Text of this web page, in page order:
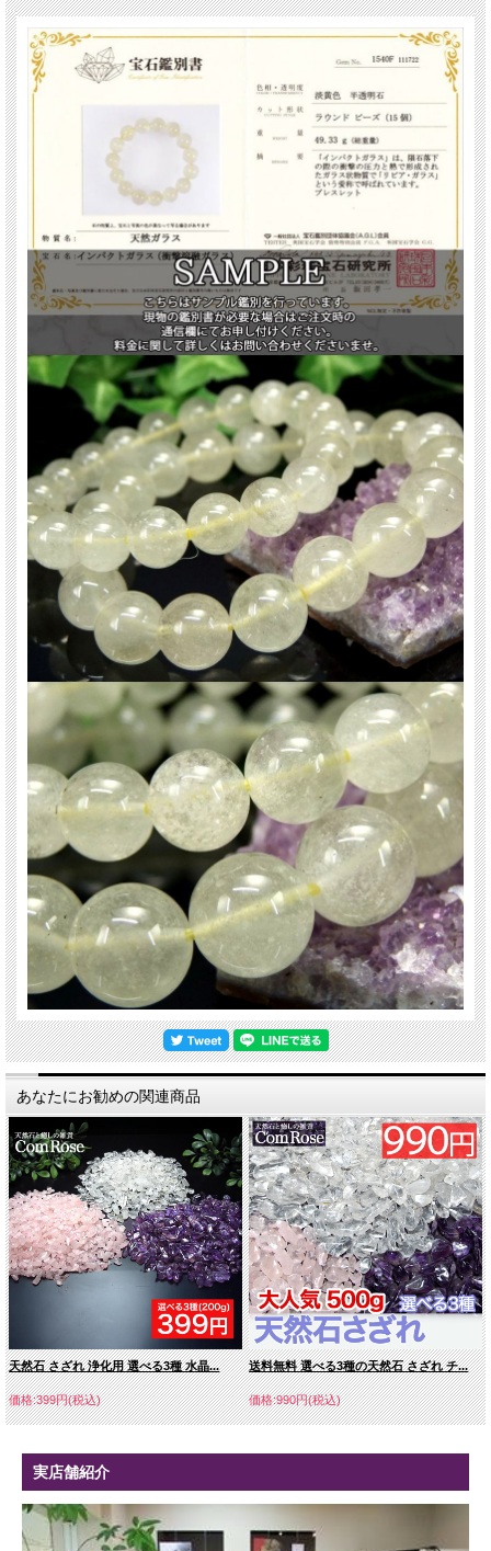
リビアングラスは、リビア砂漠（サハラ砂漠東部）でのみ採取される非常に希少
な天然ガラスです。
隕石衝突時の超高温・高圧によって生成されたと考えられており、その神秘的な
起源はいまなお多くの謎に包まれています。
ツタンカーメン王の胸飾りに使用されたスカラベが、リビアングラス製であった
ことが判明し、世界的に注目を集めました。
古代エジプトでは「特別な力を持つ石」として、王族や神官に大切に扱われてい
たと伝えられています。
【意味合い・云われ・伝承等】
リビアングラスは、輪廻転生やカルマと深い関わりを持つ石とされています。
もし前世の行いが現世に影響を与えている場合、リビアングラスはそのカルマを
浄化してくれる効果があるとされています。
さらに、浄化するだけでなく、現世の魂を正しい道へと導いてくれると云われて
います。
ご注意事項
※商品の特性上、気泡穴により表面がざらつきや凹凸がある珠があります。ご理
解の上ご購入下さい。
※天然石ですので細かなカケや凹み、歪な部分やクラックなどがある場合があり
ます。
※出来る限り自然な色みになるよう撮影を心がけておりますが、お使いのディス
プレイ環境によって表示される色みに差が出る場合があります。ご了承下さい。
※ブレスレット、連商品は一連状態での仕入れとなっておりますので歪な珠が含
まれていることがあります。
※サイズは目安です。細かな誤差が出る場合があります。ビーズ石の製造上の仕
様ですのでご了承下さい。
関連キーワード
天然石 パワーストーン 海外直輸入 バイヤー厳選 プレゼント ギフト メンズ レデ
ィース 卸し 卸価格 実店舗 ハンドメイド サイズ直し コムローズ comrose
あなたにお勧めの関連商品
天然石 さざれ 浄化用 選べる3種 水晶...
価格:399円(税込)
送料無料 選べる3種の天然石 さざれ チ...
価格:990円(税込)
実店舗紹介